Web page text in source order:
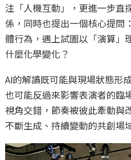
注「人機互動」，更進一步直
係，同時也提出一個核心提問
體行為，遇上試圖以「演算」
什麼化學變化？
AI的解讀既可能與現場狀態形
也可能反過來影響表演者的臨
視角交錯，節奏被彼此牽動與
不斷生成、持續變動的共創場